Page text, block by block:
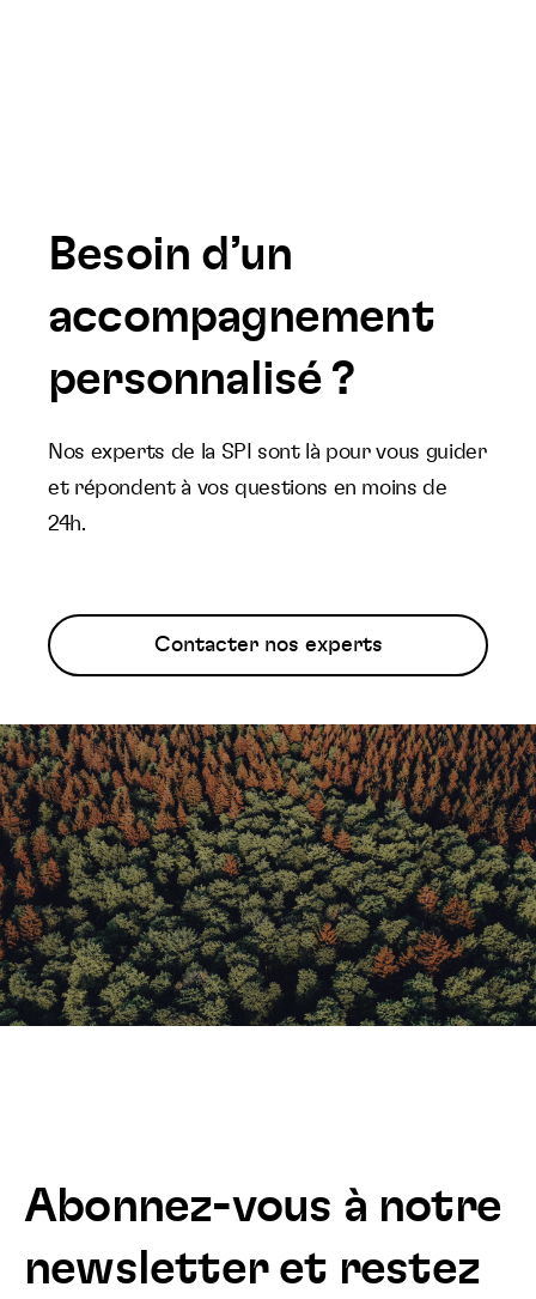
Besoin d’un
accompagnement
personnalisé ?
Nos experts de la SPI sont là pour vous guider
et répondent à vos questions en moins de
24h.
Contacter nos experts
Abonnez-vous à notre
newsletter et restez